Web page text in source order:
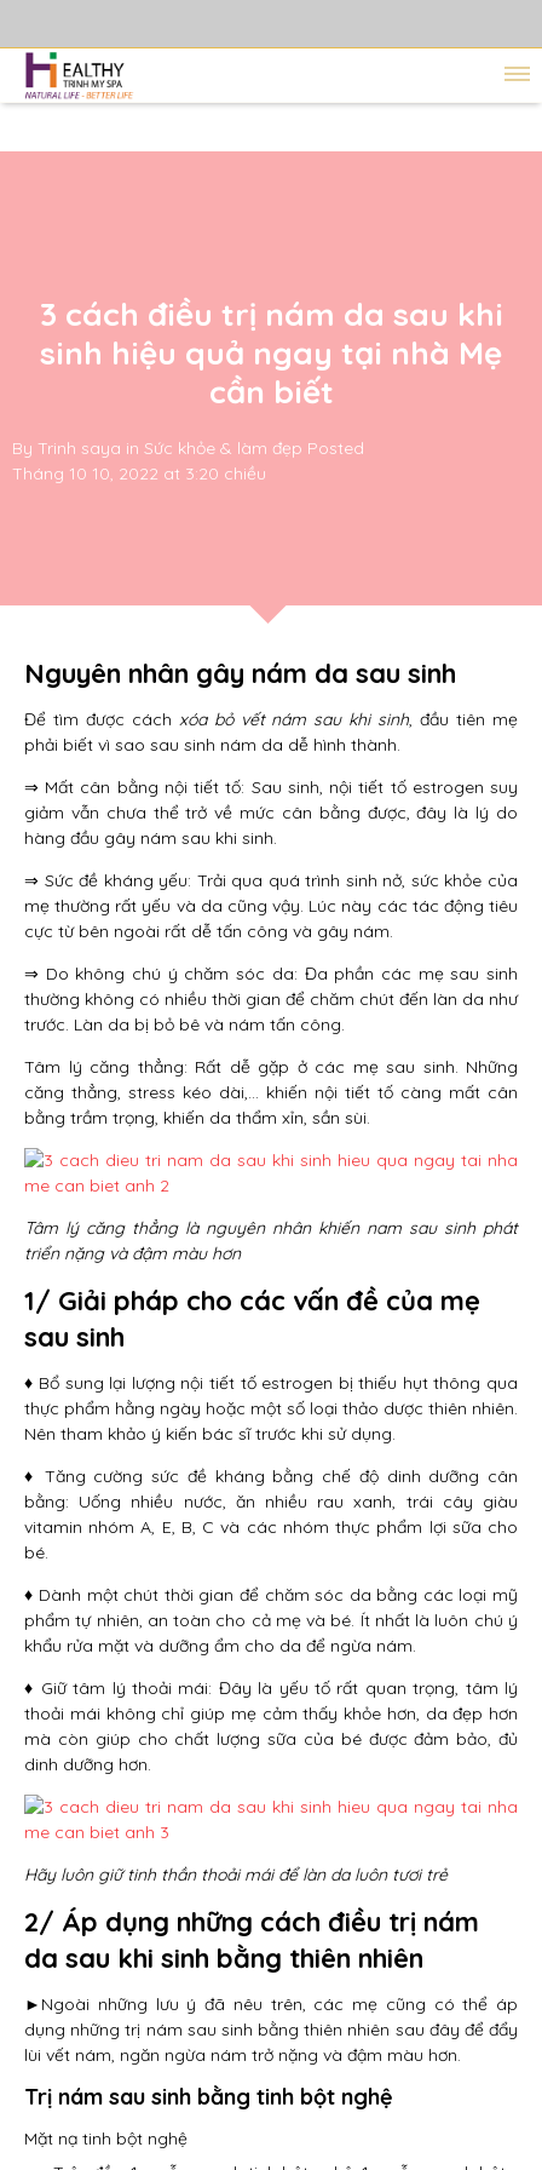
3 cách điều trị nám da sau khi
sinh hiệu quả ngay tại nhà Mẹ
cần biết
By Trinh saya in Sức khỏe & làm đẹp Posted
Tháng 10 10, 2022 at 3:20 chiều
Nguyên nhân gây nám da sau sinh
Để tìm được cách xóa bỏ vết nám sau khi sinh, đầu tiên mẹ
phải biết vì sao sau sinh nám da dễ hình thành.
⇒ Mất cân bằng nội tiết tố: Sau sinh, nội tiết tố estrogen suy
giảm vẫn chưa thể trở về mức cân bằng được, đây là lý do
hàng đầu gây nám sau khi sinh.
⇒ Sức đề kháng yếu: Trải qua quá trình sinh nở, sức khỏe của
mẹ thường rất yếu và da cũng vậy. Lúc này các tác động tiêu
cực từ bên ngoài rất dễ tấn công và gây nám.
⇒ Do không chú ý chăm sóc da: Đa phần các mẹ sau sinh
thường không có nhiều thời gian để chăm chút đến làn da như
trước. Làn da bị bỏ bê và nám tấn công.
Tâm lý căng thẳng: Rất dễ gặp ở các mẹ sau sinh. Những
căng thẳng, stress kéo dài,… khiến nội tiết tố càng mất cân
bằng trầm trọng, khiến da thẩm xỉn, sần sùi.
Tâm lý căng thẳng là nguyên nhân khiến nam sau sinh phát
triển nặng và đậm màu hơn
1/ Giải pháp cho các vấn đề của mẹ
sau sinh
♦ Bổ sung lại lượng nội tiết tố estrogen bị thiếu hụt thông qua
thực phẩm hằng ngày hoặc một số loại thảo dược thiên nhiên.
Nên tham khảo ý kiến bác sĩ trước khi sử dụng.
♦ Tăng cường sức đề kháng bằng chế độ dinh dưỡng cân
bằng: Uống nhiều nước, ăn nhiều rau xanh, trái cây giàu
vitamin nhóm A, E, B, C và các nhóm thực phẩm lợi sữa cho
bé.
♦ Dành một chút thời gian để chăm sóc da bằng các loại mỹ
phẩm tự nhiên, an toàn cho cả mẹ và bé. Ít nhất là luôn chú ý
khẩu rửa mặt và dưỡng ẩm cho da để ngừa nám.
♦ Giữ tâm lý thoải mái: Đây là yếu tố rất quan trọng, tâm lý
thoải mái không chỉ giúp mẹ cảm thấy khỏe hơn, da đẹp hơn
mà còn giúp cho chất lượng sữa của bé được đảm bảo, đủ
dinh dưỡng hơn.
Hãy luôn giữ tinh thần thoải mái để làn da luôn tươi trẻ
2/ Áp dụng những cách điều trị nám
da sau khi sinh bằng thiên nhiên
►Ngoài những lưu ý đã nêu trên, các mẹ cũng có thể áp
dụng những trị nám sau sinh bằng thiên nhiên sau đây để đẩy
lùi vết nám, ngăn ngừa nám trở nặng và đậm màu hơn.
Trị nám sau sinh bằng tinh bột nghệ
Mặt nạ tinh bột nghệ